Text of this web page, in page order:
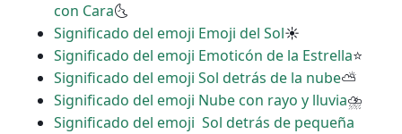
con Cara🌜
Significado del emoji Emoji del Sol☀
Significado del emoji Emoticón de la Estrella⭐
Significado del emoji Sol detrás de la nube⛅
Significado del emoji Nube con rayo y lluvia⛈
Significado del emoji ️ Sol detrás de pequeña